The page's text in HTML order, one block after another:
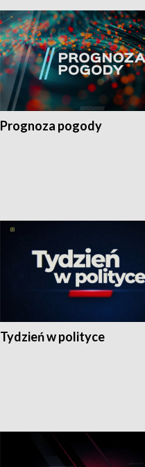
Prognoza pogody
Tydzień w polityce